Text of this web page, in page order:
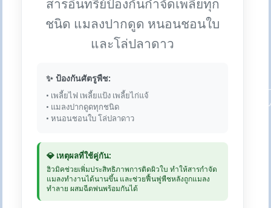
สารอินทรีย์ป้องกันกำจัดเพลี้ยทุก
ชนิด แมลงปากดูด หนอนชอนใบ
และโล่ปลาดาว
✨ ป้องกันศัตรูพืช:
• เพลี้ยไฟ เพลี้ยแป้ง เพลี้ยไก่แจ้
• แมลงปากดูดทุกชนิด
• หนอนชอนใบ โล่ปลาดาว
💎 เหตุผลที่ใช้คู่กัน:
ฮิวมิคช่วยเพิ่มประสิทธิภาพการติดผิวใบ ทำให้สารกำจัด
แมลงทำงานได้นานขึ้น และช่วยฟื้นฟูพืชหลังถูกแมลง
ทำลาย ผสมฉีดพ่นพร้อมกันได้